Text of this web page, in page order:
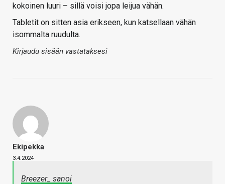
kokoinen luuri – sillä voisi jopa leijua vähän.
Tabletit on sitten asia erikseen, kun katsellaan vähän
isommalta ruudulta.
Kirjaudu sisään vastataksesi
Ekipekka
3.4.2024
Breezer_ sanoi